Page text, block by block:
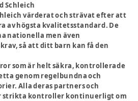
Schleich
värderat och strävat efter att
av högsta kvalitetsstandard. De
nationella men även
så att ditt barn kan få den
som är helt säkra, kontrollerade
genom regelbundna och
Alla deras partners och
strikta kontroller kontinuerligt om